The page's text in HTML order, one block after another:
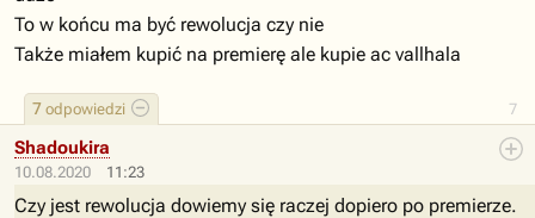
7
7 odpowiedzi
To w końcu ma być rewolucja czy nie
Także miałem kupić na premierę ale kupie ac vallhala
10.08.2020 11:23
Shadoukira
Czy jest rewolucja dowiemy się raczej dopiero po premierze.